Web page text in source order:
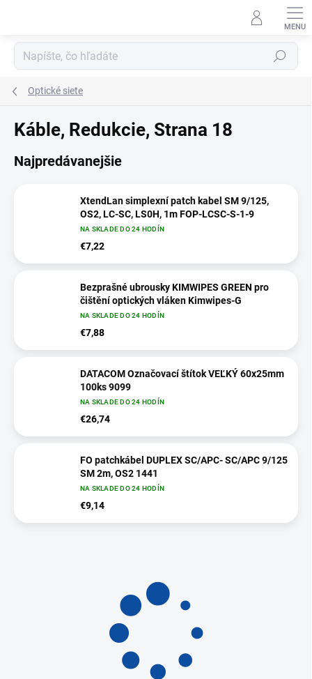
Hľadať
Optické siete
Káble, Redukcie, Strana 18
Najpredávanejšie
XtendLan simplexní patch kabel SM 9/125,
OS2, LC-SC, LS0H, 1m FOP-LCSC-S-1-9
NA SKLADE DO 24 HODÍN
€7,22
Bezprašné ubrousky KIMWIPES GREEN pro
čištění optických vláken Kimwipes-G
NA SKLADE DO 24 HODÍN
€7,88
DATACOM Označovací štítok VEĽKÝ 60x25mm
100ks 9099
NA SKLADE DO 24 HODÍN
€26,74
FO patchkábel DUPLEX SC/APC- SC/APC 9/125
SM 2m, OS2 1441
NA SKLADE DO 24 HODÍN
€9,14